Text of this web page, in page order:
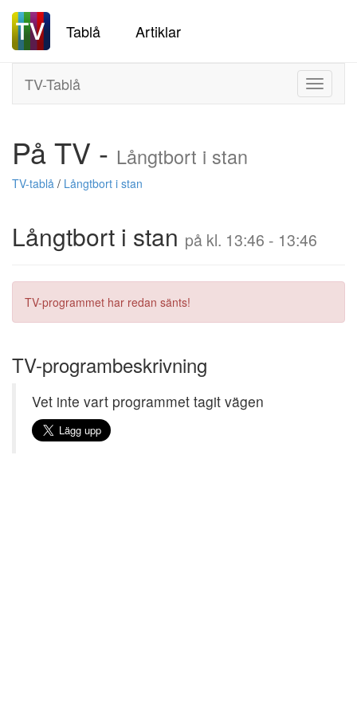
Tablå Artiklar
Toggle
TV-Tablå
På TV - Långtbort i stan
TV-tablå / Långtbort i stan
Långtbort i stan på kl. 13:46 - 13:46
TV-programmet har redan sänts!
TV-programbeskrivning
Vet inte vart programmet tagit vägen